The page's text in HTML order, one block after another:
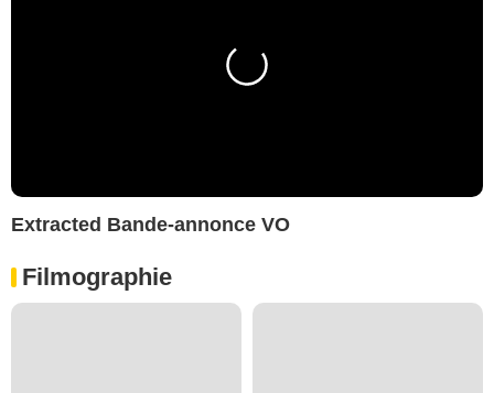
Extracted Bande-annonce VO
Filmographie